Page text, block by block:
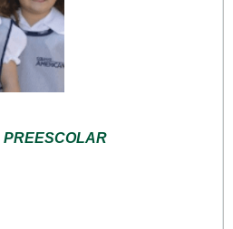
PREESCOLAR